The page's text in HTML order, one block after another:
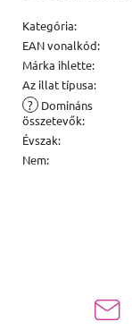
Kategória:
EAN vonalkód:
Márka ihlette:
Az illat típusa:
? Domináns
összetevők:
Évszak:
Nem: